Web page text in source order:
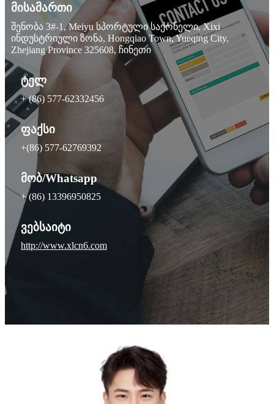
მისამართი
შენობა 3#-1, Meiyu სპორტული საქონელი, Xixi
ინდუსტრიული ზონა, Hongqiao Town, Yueqing City,
Zhejiang Province 325608, ჩინეთი
ტელ
+ (86) 577-62332456
ფაქსი
+(86) 577-62769392
მობ/Whatsapp
+ (86) 13396950825
ვებსაიტი
http://www.xlcn6.com